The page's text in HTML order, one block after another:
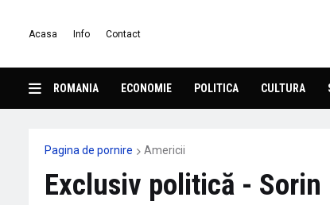
Acasa Info Contact
ROMANIA ECONOMIE POLITICA CULTURA
Pagina de pornire Americii
Exclusiv politică - Sorin